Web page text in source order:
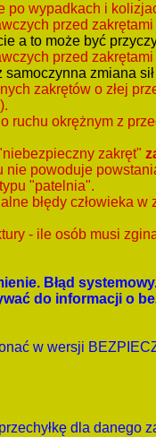
po wypadkach i
przed
a to może być
przed zakrętami
zmiana
zakrętów o złej
).
ruchu okrężnym z
zakręt"
nie powoduje
"patelnia".
błędy człowieka
- ile osób musi
Błąd
do informacji o
w wersji
dla danego